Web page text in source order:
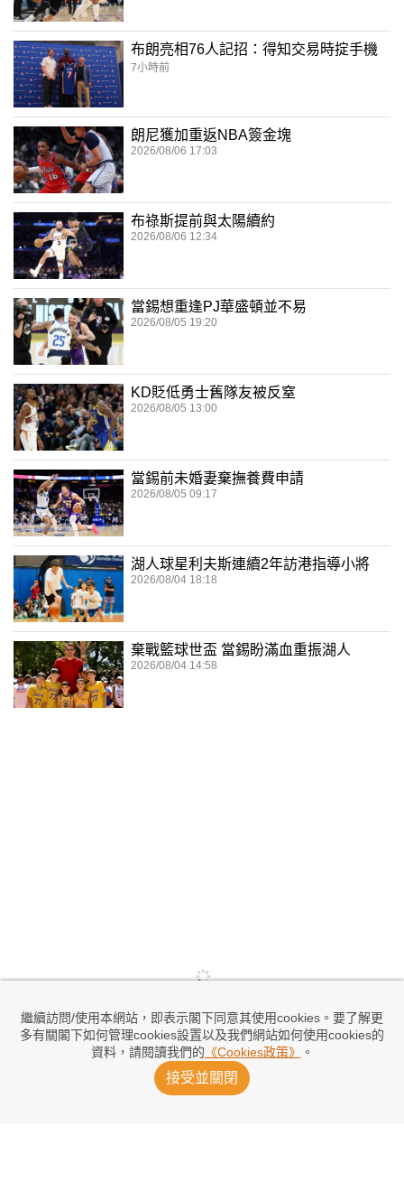
繼續訪問/使用本網站，即表示閣下同意其使用cookies。要了解更
多有關閣下如何管理cookies設置以及我們網站如何使用cookies的
資料，請閱讀我們的 《Cookies政策》 。
接受並關閉
布朗亮相76人記招：得知交易時掟手機
7小時前
朗尼獲加重返NBA簽金塊
2026/08/06 17:03
布祿斯提前與太陽續約
2026/08/06 12:34
當錫想重逢PJ華盛頓並不易
2026/08/05 19:20
KD貶低勇士舊隊友被反窒
2026/08/05 13:00
當錫前未婚妻棄撫養費申請
2026/08/05 09:17
湖人球星利夫斯連續2年訪港指導小將
2026/08/04 18:18
棄戰籃球世盃 當錫盼滿血重振湖人
2026/08/04 14:58